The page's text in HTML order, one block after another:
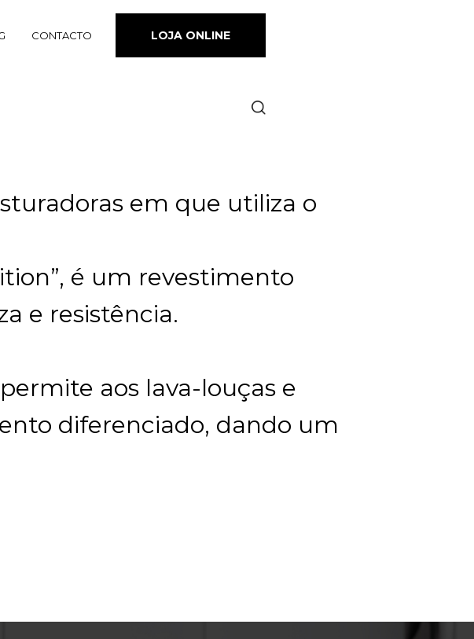
CONTACTO LOJA ONLINE
em que utiliza o
é um revestimento
e resistência.
aos lava-louças e
diferenciado, dando um